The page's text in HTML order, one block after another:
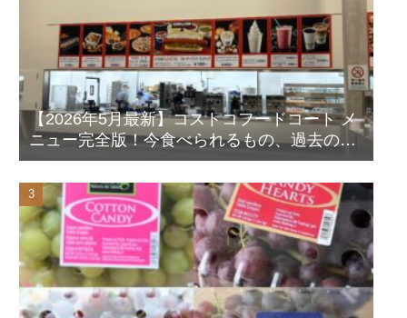
【2026年5月最新】コストコフードコート メ
ニュー完全版！今食べられるもの、過去の人
気メニューも写真付きで徹底解説！